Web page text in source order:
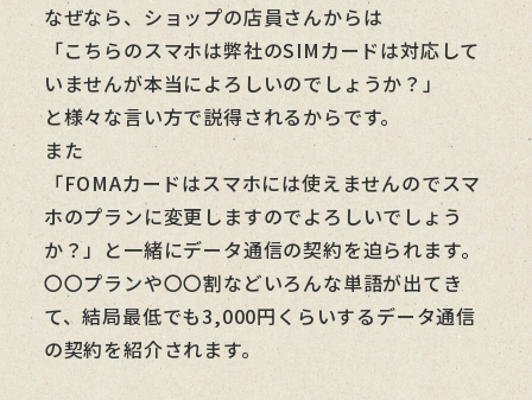
なぜなら、ショップの店員さんからは
「こちらのスマホは弊社のSIMカードは対応して
いませんが本当によろしいのでしょうか？」
と様々な言い方で説得されるからです。
また
「FOMAカードはスマホには使えませんのでスマ
ホのプランに変更しますのでよろしいでしょう
か？」と一緒にデータ通信の契約を迫られます。
〇〇プランや〇〇割などいろんな単語が出てき
て、結局最低でも3,000円くらいするデータ通信
の契約を紹介されます。